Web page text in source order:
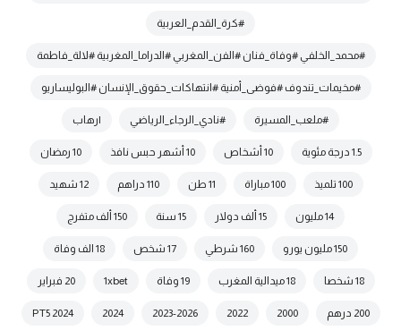
#كرة_القدم_العربية
#محمد_الخلفي #وفاة_فنان #الفن_المغربي #الدراما_المغربية #لالة_فاطمة
#مخيمات_تندوف #فوضى_أمنية #انتهاكات_حقوق_الإنسان #البوليساريو
#ملعب_المسيرة #نادي_الرجاء_الرياضي |رهاب
1.5 درجة مئوية 10 أشخاص 10 أشهر حبس نافذ 10 رمضان
100 تلميذ 100 مباراة 11 طن 110 دراهم 12 شهيد
14 مليون 15 ألف دولار 15 سنة 150 ألف متفرج
150 مليون يورو 160 شرطي 17 شخص 18 الف وفاة
18 شخصا 18 ميدالية المغرب 19 وفاة 1xbet 20 فبراير
200 درهم 2000
2022
2023-2026
2024
2024 PT5